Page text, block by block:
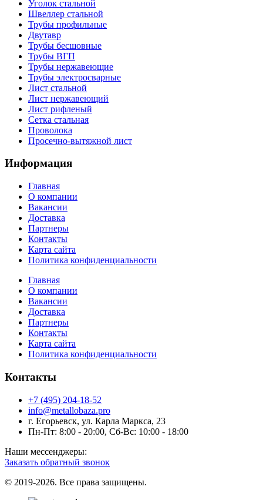
Уголок стальной
Швеллер стальной
Трубы профильные
Двутавр
Трубы бесшовные
Трубы ВГП
Трубы нержавеющие
Трубы электросварные
Лист стальной
Лист нержавеющий
Лист рифленый
Сетка стальная
Проволока
Просечно-вытяжной лист
Информация
Главная
О компании
Вакансии
Доставка
Партнеры
Контакты
Карта сайта
Политика конфиденциальности
Главная
О компании
Вакансии
Доставка
Партнеры
Контакты
Карта сайта
Политика конфиденциальности
Контакты
+7 (495) 204-18-52
info@metallobaza.pro
г. Егорьевск, ул. Карла Маркса, 23
Пн-Пт: 8:00 - 20:00, Сб-Вс: 10:00 - 18:00
Наши мессенджеры:
Заказать обратный звонок
© 2019-2026. Все права защищены.